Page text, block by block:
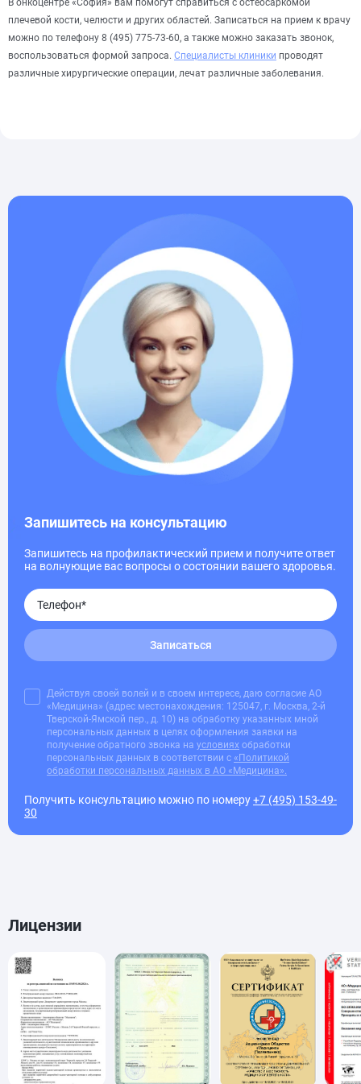
В онкоцентре «София» вам помогут справиться с остеосаркомой
плечевой кости, челюсти и других областей. Записаться на прием к врачу
можно по телефону 8 (495) 775-73-60, а также можно заказать звонок,
воспользоваться формой запроса. Специалисты клиники проводят
различные хирургические операции, лечат различные заболевания.
Запишитесь на консультацию
Запишитесь на профилактический прием и получите ответ
на волнующие вас вопросы о состоянии вашего здоровья.
Записаться
Действуя своей волей и в своем интересе, даю согласие АО
«Медицина» (адрес местонахождения: 125047, г. Москва, 2-й
Тверской-Ямской пер., д. 10) на обработку указанных мной
персональных данных в целях оформления заявки на
получение обратного звонка на условиях обработки
персональных данных в соответствии с «Политикой
обработки персональных данных в АО «Медицина».
Получить консультацию можно по номеру+7 (495) 153-49-
30
Лицензии